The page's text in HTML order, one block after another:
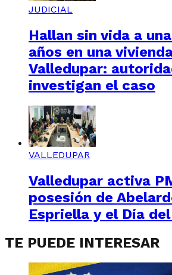
JUDICIAL
Hallan sin vida a
años en una
Valledupar:
investigan el caso
VALLEDUPAR
Valledupar activa
posesión de
Espriella y el Día
TE PUEDE INTERESAR